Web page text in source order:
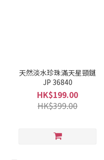
天然淡水珍珠滿天星頸鏈
JP 36840
HK$199.00
HK$399.00